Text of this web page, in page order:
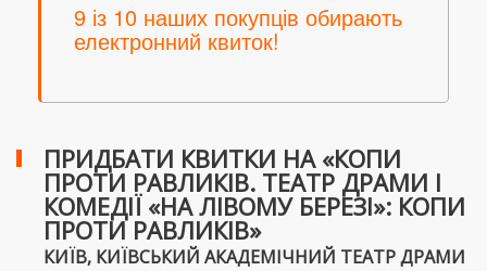
9 із 10 наших покупців обирають
електронний квиток!
ПРИДБАТИ КВИТКИ НА «КОПИ
ПРОТИ РАВЛИКІВ. ТЕАТР ДРАМИ І
КОМЕДІЇ «НА ЛІВОМУ БЕРЕЗІ»: КОПИ
ПРОТИ РАВЛИКІВ»
КИЇВ, КИЇВСЬКИЙ АКАДЕМІЧНИЙ ТЕАТР ДРАМИ